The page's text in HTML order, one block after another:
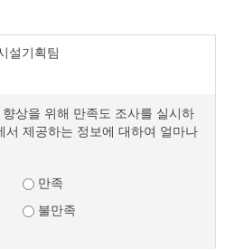
설기획팀
상을 위해 만족도 조사를 실시하
서 제공하는 정보에 대하여 얼마나
만족
불만족